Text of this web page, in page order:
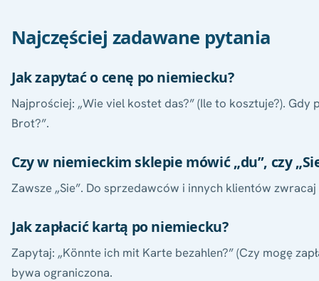
Najczęściej zadawane pytania
Jak zapytać o cenę po niemiecku?
Najprościej: „Wie viel kostet das?” (Ile to kosztuje?).
Brot?”.
Czy w niemieckim sklepie mówić „du”, czy
Zawsze „Sie”. Do sprzedawców i innych klientów
Jak zapłacić kartą po niemiecku?
Zapytaj: „Könnte ich mit Karte bezahlen?” (Czy mogę
bywa ograniczona.